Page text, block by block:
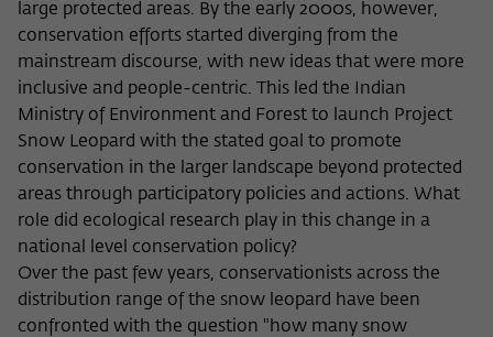
large protected areas. By the early 2000s, however,
conservation efforts started diverging from the
mainstream discourse, with new ideas that were more
inclusive and people-centric. This led the Indian
Ministry of Environment and Forest to launch Project
Snow Leopard with the stated goal to promote
conservation in the larger landscape beyond protected
areas through participatory policies and actions. What
role did ecological research play in this change in a
national level conservation policy?
Over the past few years, conservationists across the
distribution range of the snow leopard have been
confronted with the question "how many snow